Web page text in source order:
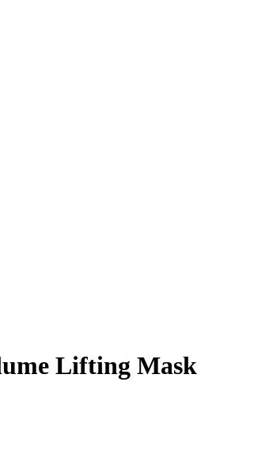
Lifting Mask